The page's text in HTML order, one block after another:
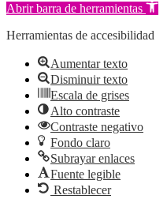
Abrir barra de herramientas
Herramientas de accesibilidad
Aumentar texto
Disminuir texto
Escala de grises
Alto contraste
Contraste negativo
Fondo claro
Subrayar enlaces
Fuente legible
Restablecer